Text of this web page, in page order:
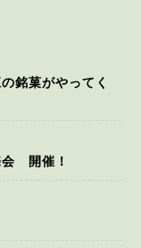
銘菓がやってく
会 開催！